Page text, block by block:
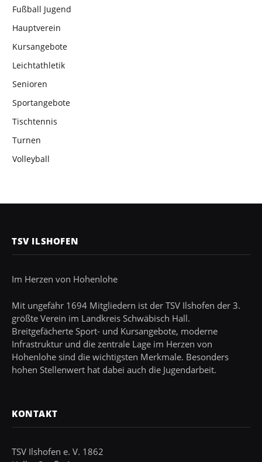
Fußball Jugend
Hauptverein
Kursangebote
Leichtathletik
Senioren
Sportangebote
Tischtennis
Turnen
Volleyball
TSV ILSHOFEN
Im Herzen von Hohenlohe
Mit ungefähr 1694 Mitgliedern ist der TSV Ilshofen der 3.
größte Verein im Landkreis Schwäbisch Hall.
Breitgefächerte Sport- und Kursangebote, moderne
Infrastruktur und die zentrale Lage im Herzen von
Hohenlohe sind die wichtigsten Merkmale. Besonders
hohen Stellenwert hat dabei auch die Jugendarbeit.
KONTAKT
TSV Ilshofen e. V. 1862